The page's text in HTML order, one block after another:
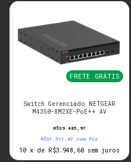
FRETE GRÁTIS
Switch Gerenciado NETGEAR
M4350-8M2XE-PoE++ AV
R$39.485,97
R$37.511,67 com Pix
10 x de R$3.948,60 sem juros